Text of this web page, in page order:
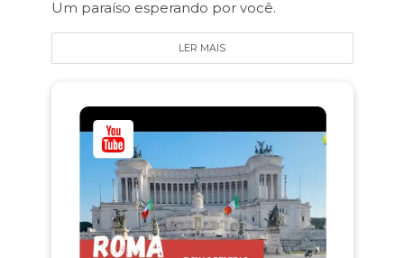
Um paraíso esperando por você.
LER MAIS